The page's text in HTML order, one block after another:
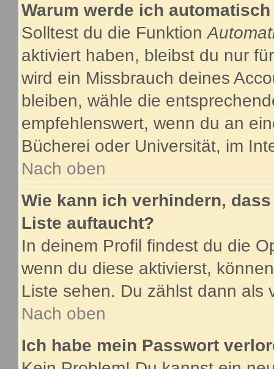
Warum werde ich
Solltest du die Funktion
aktiviert haben, bleibst du nur
wird ein Missbrauch deines
bleiben, wähle die
empfehlenswert, wenn du an
Bücherei oder Universität, im
Nach oben
Wie kann ich verhindern,
Liste auftaucht?
In deinem Profil findest du die
wenn du diese aktivierst,
Liste sehen. Du zählst dann als
Nach oben
Ich habe mein Passwort